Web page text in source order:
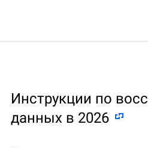
Инструкции по
данных в 2026